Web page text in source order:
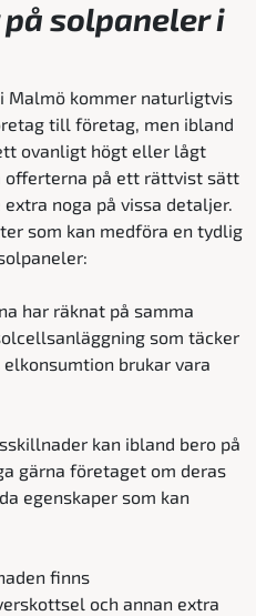
solpaneler i
Malmö kommer naturligtvis
till företag, men ibland
ovanligt högt eller lågt
offerterna på ett rättvist sätt
noga på vissa detaljer.
som kan medföra en tydlig
har räknat på samma
som täcker
brukar vara
kan ibland bero på
gärna företaget om deras
egenskaper som kan
finns
och annan extra